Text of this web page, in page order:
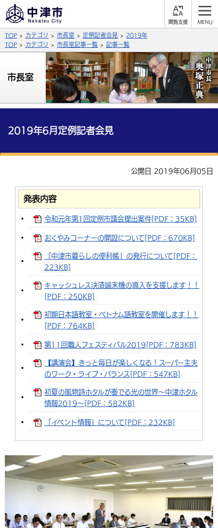
背景色
青 白
文字の大きさ
拡大 標準 縮小
英語（English） 中国語（簡体字）
中国語（繁体字） 韓国語（한국어）
公式SNS
X (Twitter) YouTube
サイト内検索
総合メニュー
保険・年金
福祉・介護 健康・予防
税金 住宅・インフラ
入札・契約 産業・雇用
農林水産業 税金
子育て・教育
相談・支援・情報 計画・施策
遊ぶ・体験する グルメ・食べる
市政情報
中津市について 市役所の紹介
TOP カテゴリ 市長室 定例記者会見
2019年
TOP
カテゴリ 市長室記事一覧 記事一覧
市長室
2019年6月定例記者会見
公開日 2019年06月05日
発表内容
令和元年第1回定例市議会提出案件[PDF：35KB]
おくやみコーナーの開設について[PDF：670KB]
「中津市暮らしの便利帳」の発行について[PDF：
223KB]
キャッシュレス決済端末機の導入を支援します！！
[PDF：250KB]
初期日本語教室・ベトナム語教室を開催します！！
[PDF：764KB]
第11回職人フェスティバル2019[PDF：783KB]
【講演会】きっと毎日が楽しくなる！スーパー主夫
のワーク・ライフ・バランス[PDF：547KB]
初夏の風物詩ホタルが奏でる光の世界～中津ホタル
情報2019～[PDF：582KB]
「イベント情報」について[PDF：232KB]